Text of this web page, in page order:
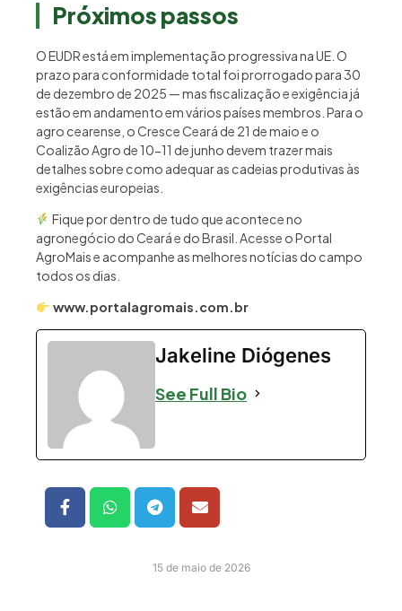
Próximos passos
O EUDR está em implementação progressiva na UE. O
prazo para conformidade total foi prorrogado para 30
de dezembro de 2025 — mas fiscalização e exigência já
estão em andamento em vários países membros. Para o
agro cearense, o Cresce Ceará de 21 de maio e o
Coalizão Agro de 10-11 de junho devem trazer mais
detalhes sobre como adequar as cadeias produtivas às
exigências europeias.
Fique por dentro de tudo que acontece no
agronegócio do Ceará e do Brasil. Acesse o Portal
AgroMais e acompanhe as melhores notícias do campo
todos os dias.
www.portalagromais.com.br
Jakeline Diógenes
See Full Bio
15 de maio de 2026